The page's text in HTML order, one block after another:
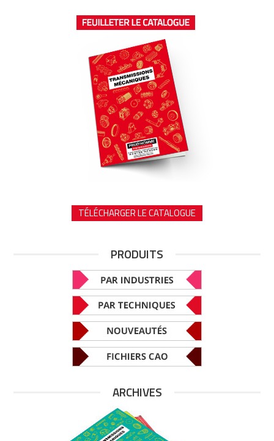
TÉLÉCHARGER LE CATALOGUE
PRODUITS
ARCHIVES